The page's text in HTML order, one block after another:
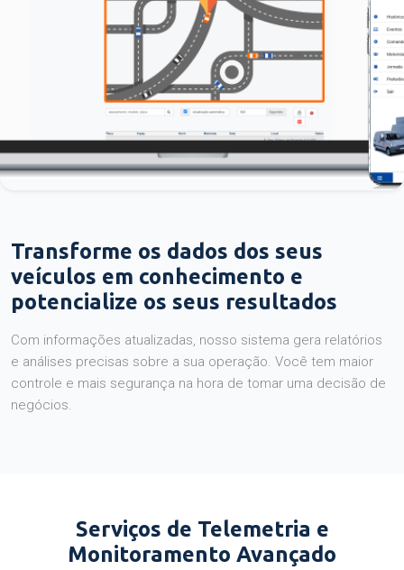
Transforme os dados dos seus
veículos em conhecimento e
potencialize os seus resultados
Com informações atualizadas, nosso sistema gera relatórios
e análises precisas sobre a sua operação. Você tem maior
controle e mais segurança na hora de tomar uma decisão de
negócios.
Serviços de Telemetria e
Monitoramento Avançado